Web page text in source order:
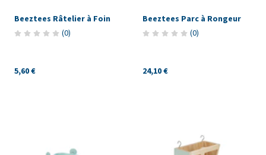
Beeztees Râtelier à Foin
(0)
5,60 €
Beeztees Parc à Rongeur
(0)
24,10 €